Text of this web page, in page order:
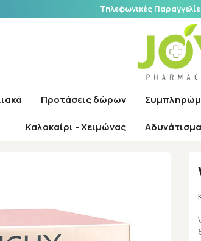
Τηλεφωνικές
Προτάσεις δώρων
Καλοκαίρι - Χειμώνας Αδυνάτισμα
Αρχική / Εταιρίες Vichy / Vichy